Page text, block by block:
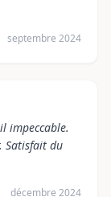
septembre 2024
impeccable.
Satisfait du
décembre 2024